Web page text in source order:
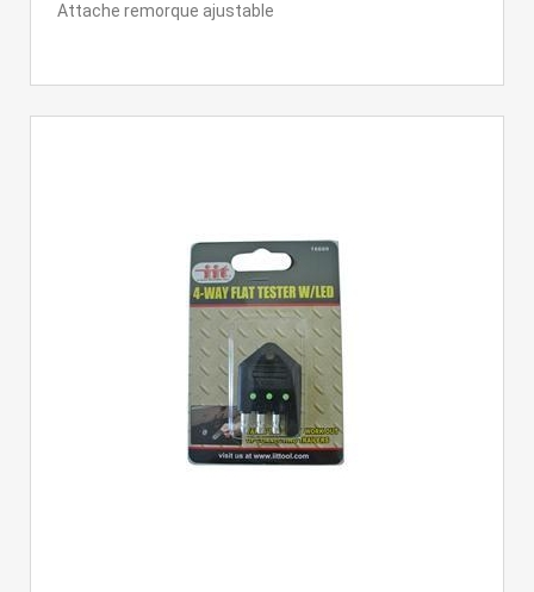
Attache remorque ajustable